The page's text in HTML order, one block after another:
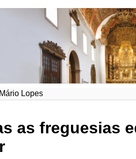
Lopes
as freguesias